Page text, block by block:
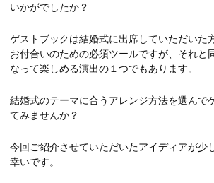
いかがでしたか？
ゲストブックは結婚式に出席していただいた
お付合いのための必須ツールですが、それと
なって楽しめる演出の１つでもあります。
結婚式のテーマに合うアレンジ方法を選んで
てみませんか？
今回ご紹介させていただいたアイディアが少
幸いです。